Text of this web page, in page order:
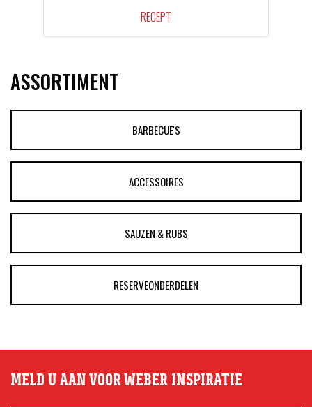
RECEPT
ASSORTIMENT
BARBECUE'S
ACCESSOIRES
SAUZEN & RUBS
RESERVEONDERDELEN
MELD U AAN VOOR WEBER INSPIRATIE